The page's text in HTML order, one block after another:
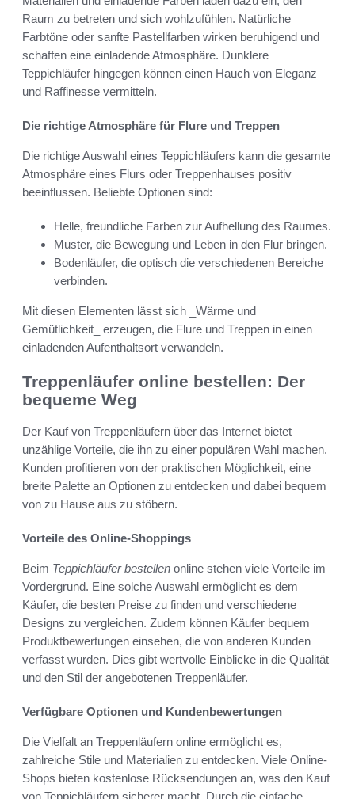
Raum zu betreten und sich wohlzufühlen. Natürliche
Farbtöne oder sanfte Pastellfarben wirken beruhigend und
schaffen eine einladende Atmosphäre. Dunklere
Teppichläufer hingegen können einen Hauch von Eleganz
und Raffinesse vermitteln.
Die richtige Atmosphäre für Flure und Treppen
Die richtige Auswahl eines Teppichläufers kann die gesamte
Atmosphäre eines Flurs oder Treppenhauses positiv
beeinflussen. Beliebte Optionen sind:
Helle, freundliche Farben zur Aufhellung des Raumes.
Muster, die Bewegung und Leben in den Flur bringen.
Bodenläufer, die optisch die verschiedenen Bereiche
verbinden.
Mit diesen Elementen lässt sich _Wärme und
Gemütlichkeit_ erzeugen, die Flure und Treppen in einen
einladenden Aufenthaltsort verwandeln.
Treppenläufer online bestellen: Der
bequeme Weg
Der Kauf von Treppenläufern über das Internet bietet
unzählige Vorteile, die ihn zu einer populären Wahl machen.
Kunden profitieren von der praktischen Möglichkeit, eine
breite Palette an Optionen zu entdecken und dabei bequem
von zu Hause aus zu stöbern.
Vorteile des Online-Shoppings
Beim Teppichläufer bestellen online stehen viele Vorteile im
Vordergrund. Eine solche Auswahl ermöglicht es dem
Käufer, die besten Preise zu finden und verschiedene
Designs zu vergleichen. Zudem können Käufer bequem
Produktbewertungen einsehen, die von anderen Kunden
verfasst wurden. Dies gibt wertvolle Einblicke in die Qualität
und den Stil der angebotenen Treppenläufer.
Verfügbare Optionen und Kundenbewertungen
Die Vielfalt an Treppenläufern online ermöglicht es,
zahlreiche Stile und Materialien zu entdecken. Viele Online-
Shops bieten kostenlose Rücksendungen an, was den Kauf